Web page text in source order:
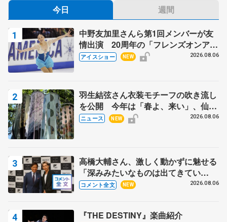
今日 週間
中野友加里さんら第1回メンバーが友
情出演 20周年の「フレンズオンアイ
ス」 宮本賢二さん、有川梨絵さん、
アイスショー NEW 2026.08.06
羽生結弦さん衣装モチーフの吹き流し
を公開 今年は「春よ、来い」、仙台
の瑞鳳殿
ニュース NEW 2026.08.06
高橋大輔さん、激しく動かずに魅せる
「深みみたいなものは出てきてい
る？」 〝兄さん〟と慕うレジェンド
コメント全文 NEW 2026.08.06
『THE DESTINY』楽曲紹介